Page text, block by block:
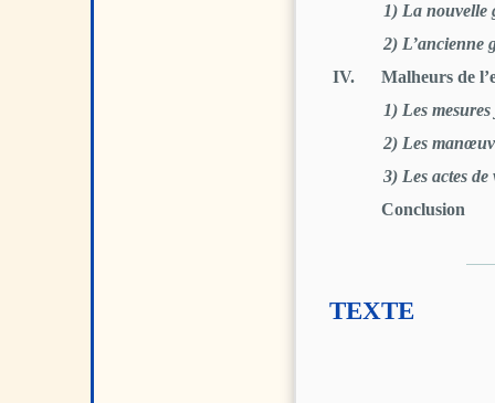
1) La nouvelle
2) L’ancienne
IV.
Malheurs de
1) Les
2) Les
3) Les actes
Conclusion
TEXTE